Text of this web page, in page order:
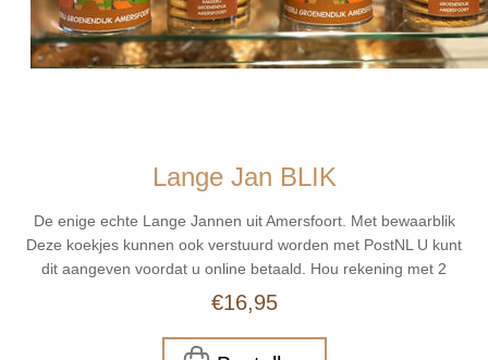
Lange Jan BLIK
De enige echte Lange Jannen uit Amersfoort. Met bewaarblik
Deze koekjes kunnen ook verstuurd worden met PostNL U kunt
dit aangeven voordat u online betaald. Hou rekening met 2
dagen verwerkingstijd. Meer informatie , scroll naar beneden.
€16,95